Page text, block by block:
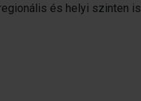
és helyi szinten is